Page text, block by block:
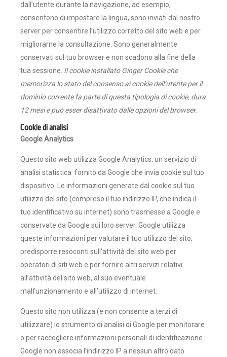
dall’utente durante la navigazione, ad esempio,
consentono di impostare la lingua, sono inviati dal nostro
server per consentire l’utilizzo corretto del sito web e per
migliorarne la consultazione. Sono generalmente
conservati sul tuo browser e non scadono alla fine della
tua sessione. Il cookie installato Ginger Cookie che
memorizza lo stato del consenso ai cookie dell’utente per il
dominio corrente fa parte di questa tipologia di cookie, dura
12 mesi e può esser disattivato dalle opzioni del browser.
Cookie di analisi
Google Analytics
Questo sito web utilizza Google Analytics, un servizio di
analisi statistica fornito da Google che invia cookie sul tuo
dispositivo. Le informazioni generate dal cookie sul tuo
utilizzo del sito (compreso il tuo indirizzo IP, che indica il
tuo identificativo su internet) sono trasmesse a Google e
conservate da Google sui loro server. Google utilizza
queste informazioni per valutare il tuo utilizzo del sito,
predisporre resoconti sull’attività del sito web per
operatori di siti web e per fornire altri servizi relativi
all’attività del sito web, al suo eventuale
malfunzionamento e all’utilizzo di internet.
Questo sito non utilizza (e non consente a terzi di
utilizzare) lo strumento di analisi di Google per monitorare
o per raccogliere informazioni personali di identificazione.
Google non associa l’indirizzo IP a nessun altro dato